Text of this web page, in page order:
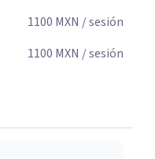
1100 MXN / sesión
1100 MXN / sesión